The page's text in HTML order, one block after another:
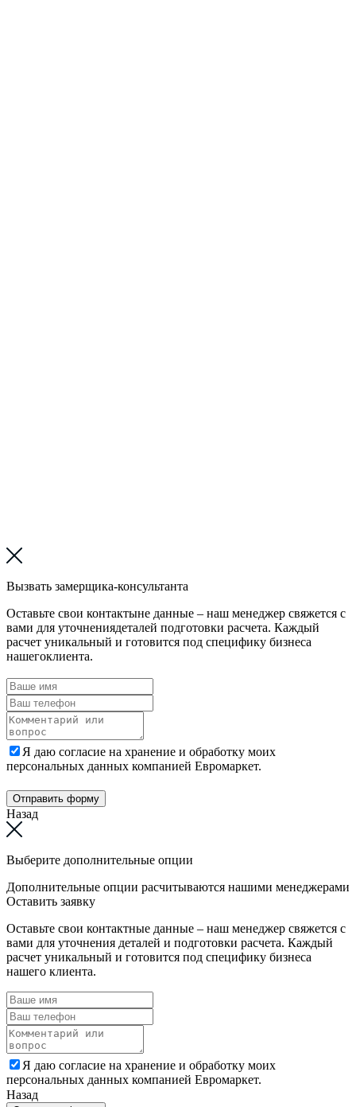
Вызвать замерщика-консультанта
Оставьте свои контактыне данные – наш менеджер свяжется с
вами для уточнениядеталей подготовки расчета. Каждый
расчет уникальный и готовится под специфику бизнеса
нашегоклиента.
Я даю согласие на хранение и обработку моих
персональных данных компанией Евромаркет.
Отправить форму
Назад
Выберите дополнительные опции
Дополнительные опции расчитываются нашими менеджерами
Оставить заявку
Оставьте свои контактные данные – наш менеджер свяжется с
вами для уточнения деталей и подготовки расчета. Каждый
расчет уникальный и готовится под специфику бизнеса
нашего клиента.
Я даю согласие на хранение и обработку моих
персональных данных компанией Евромаркет.
Назад